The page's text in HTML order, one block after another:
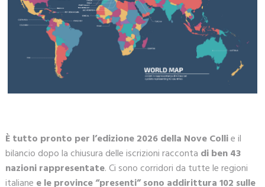
È tutto pronto per l’edizione 2026 della Nove Collie il
bilancio dopo la chiusura delle iscrizioni racconta di ben 43
nazioni rappresentate. Ci sono corridori da tutte le regioni
italiane e le province “presenti” sono addirittura 102 sulle